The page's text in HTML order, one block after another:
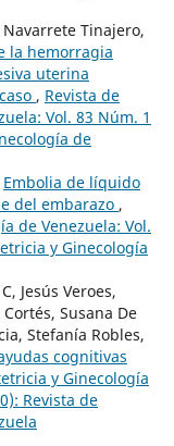
Tinajero,
la hemorragia
uterina
, Revista de
Vol. 83 Núm. 1
de
Embolia de líquido
del embarazo ,
de Venezuela: Vol.
y Ginecología
Jesús Veroes,
Susana De
Stefanía Robles,
cognitivas
y Ginecología
Revista de